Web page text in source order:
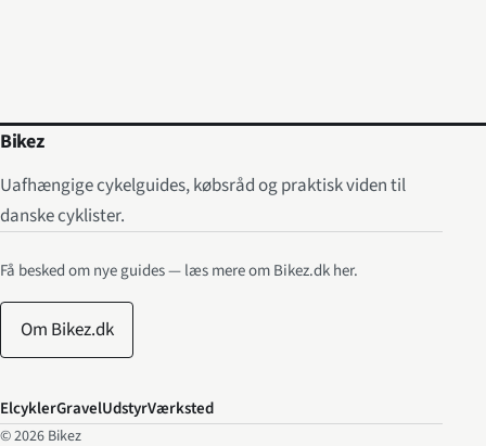
Bikez
Uafhængige cykelguides, købsråd og praktisk viden til
danske cyklister.
Få besked om nye guides — læs mere om Bikez.dk her.
Om Bikez.dk
ElcyklerGravelUdstyrVærksted
© 2026 Bikez